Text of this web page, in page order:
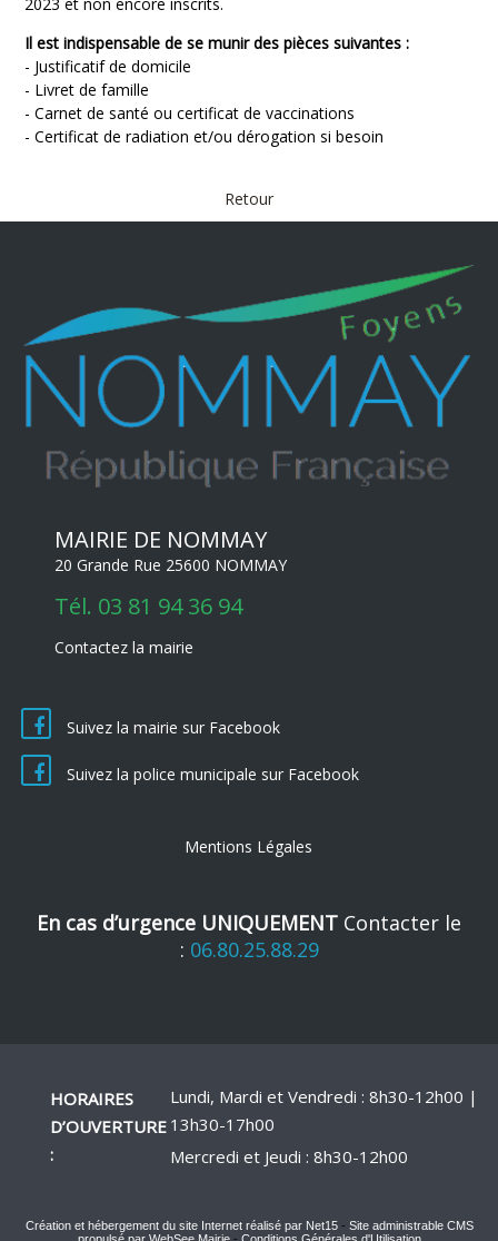
Il est indispensable de se munir des pièces suivantes :
- Justificatif de domicile
- Livret de famille
- Carnet de santé ou certificat de vaccinations
- Certificat de radiation et/ou dérogation si besoin
Retour
MAIRIE DE NOMMAY
20 Grande Rue 25600 NOMMAY
Tél. 03 81 94 36 94
Contactez la mairie
Suivez la mairie sur Facebook
Suivez la police municipale sur Facebook
Mentions Légales
En cas d’urgence UNIQUEMENT Contacter le
: 06.80.25.88.29
HORAIRES
D’OUVERTURE
:
Lundi, Mardi et Vendredi : 8h30-12h00 |
13h30-17h00
Mercredi et Jeudi : 8h30-12h00
Création et hébergement du site Internet réalisé par Net15- Site administrable CMS